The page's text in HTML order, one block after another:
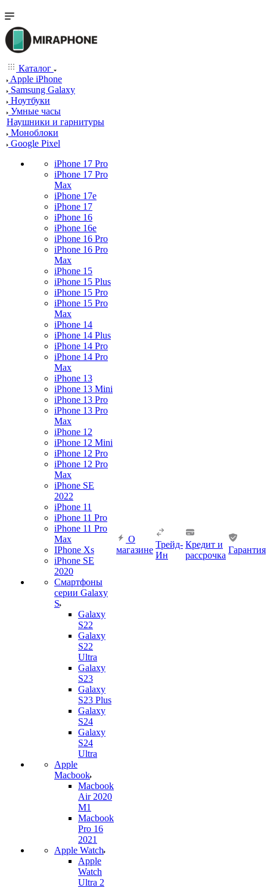
Каталог
Apple iPhone
Samsung Galaxy
Ноутбуки
Умные часы
Наушники и гарнитуры
Моноблоки
Google Pixel
iPhone 17 Pro
iPhone 17 Pro
Max
iPhone 17e
iPhone 17
iPhone 16
iPhone 16e
iPhone 16 Pro
iPhone 16 Pro
Max
iPhone 15
iPhone 15 Plus
iPhone 15 Pro
iPhone 15 Pro
Max
iPhone 14
iPhone 14 Plus
iPhone 14 Pro
iPhone 14 Pro
Max
iPhone 13
iPhone 13 Mini
iPhone 13 Pro
iPhone 13 Pro
Max
iPhone 12
iPhone 12 Mini
iPhone 12 Pro
iPhone 12 Pro
Max
iPhone SE
2022
iPhone 11
iPhone 11 Pro
iPhone 11 Pro
Max
IPhone Xs
iPhone SE
2020
Смартфоны
серии Galaxy
S
Galaxy
S22
Galaxy
S22
Ultra
Galaxy
S23
Galaxy
S23 Plus
Galaxy
S24
Galaxy
S24
Ultra
Apple
Macbook
Macbook
Air 2020
M1
Macbook
Pro 16
2021
Apple Watch
Apple
Watch
Ultra 2
О
магазине
Трейд-
Ин
Кредит и
рассрочка
Гарантия